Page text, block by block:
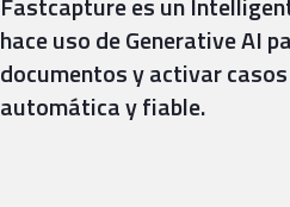
hace uso de Generative AI
documentos y activar
automática y fiable.